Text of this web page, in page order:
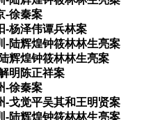
-徐秦案
-杨泽伟谭兵林案
-陆辉煌钟筱林林生亮案
辉煌钟筱林林生亮案
明陈正祥案
-徐秦案
-戈觉平吴其和王明贤案
-陆辉煌钟筱林林生亮案